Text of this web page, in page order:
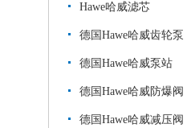
Hawe哈威滤芯
德国Hawe哈威齿轮泵
德国Hawe哈威泵站
德国Hawe哈威防爆阀
德国Hawe哈威减压阀